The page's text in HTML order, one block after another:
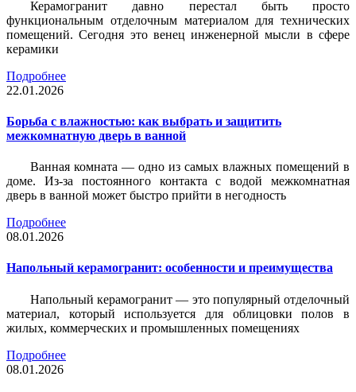
Керамогранит давно перестал быть просто
функциональным отделочным материалом для технических
помещений. Сегодня это венец инженерной мысли в сфере
керамики
Подробнее
22.01.2026
Борьба с влажностью: как выбрать и защитить
межкомнатную дверь в ванной
Ванная комната — одно из самых влажных помещений в
доме. Из-за постоянного контакта с водой межкомнатная
дверь в ванной может быстро прийти в негодность
Подробнее
08.01.2026
Напольный керамогранит: особенности и преимущества
Напольный керамогранит — это популярный отделочный
материал, который используется для облицовки полов в
жилых, коммерческих и промышленных помещениях
Подробнее
08.01.2026